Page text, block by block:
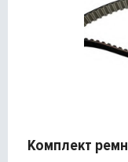
Комплект